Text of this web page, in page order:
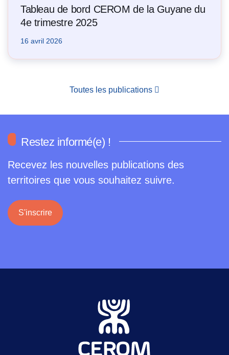
Tableau de bord CEROM de la Guyane du
4e trimestre 2025
16 avril 2026
Toutes les publications
Restez informé(e) !
Recevez les nouvelles publications des
territoires que vous souhaitez suivre.
S'inscrire